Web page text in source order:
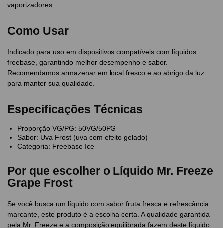
vaporizadores.
Como Usar
Indicado para uso em dispositivos compatíveis com líquidos
freebase, garantindo melhor desempenho e sabor.
Recomendamos armazenar em local fresco e ao abrigo da luz
para manter sua qualidade.
Especificações Técnicas
Proporção VG/PG: 50VG/50PG
Sabor: Uva Frost (uva com efeito gelado)
Categoria: Freebase Ice
Por que escolher o Líquido Mr. Freeze
Grape Frost
Se você busca um líquido com sabor fruta fresca e refrescância
marcante, este produto é a escolha certa. A qualidade garantida
pela Mr. Freeze e a composição equilibrada fazem deste líquido